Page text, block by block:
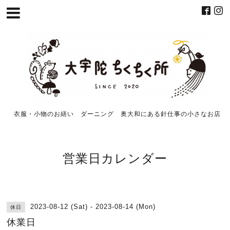
衣服・小物のお繕い ダーニング 奥大和にある針仕事の小さなお店
営業日カレンダー
休日 2023-08-12 (Sat) - 2023-08-14 (Mon)
休業日